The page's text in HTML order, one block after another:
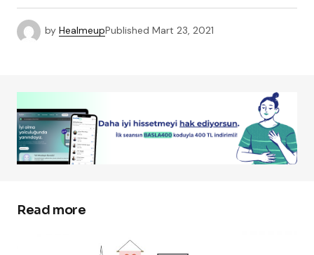
by HealmeupPublished Mart 23, 2021
Read more